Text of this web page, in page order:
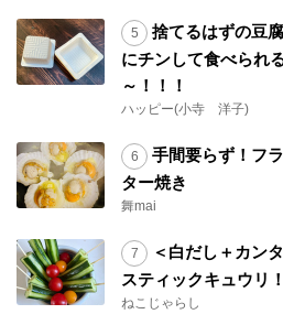
捨てるはずの豆
にチンして食べられ
～！！！
ハッピー(小寺 洋子)
手間要らず！フ
ター焼き
舞mai
＜白だし＋カン
スティックキュウリ！
ねこじゃらし